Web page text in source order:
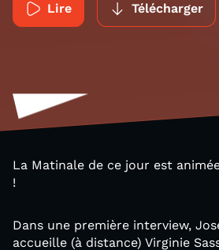
Lire Télécharger
La Matinale de ce jour est
!
Dans une première interview,
accueille (à distance) Virginie